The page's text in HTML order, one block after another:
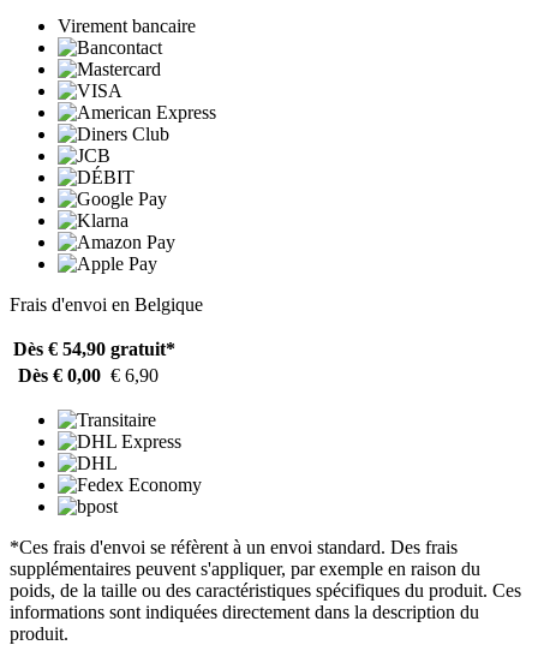
Virement bancaire
Frais d'envoi en Belgique
Dès € 54,90 gratuit*
Dès € 0,00 € 6,90
*Ces frais d'envoi se réfèrent à un envoi standard. Des frais
supplémentaires peuvent s'appliquer, par exemple en raison du
poids, de la taille ou des caractéristiques spécifiques du produit. Ces
informations sont indiquées directement dans la description du
produit.